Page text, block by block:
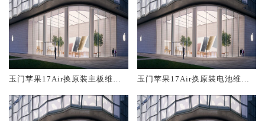
玉门苹果17Air换原装主板维修
玉门苹果17Air换原装电池维修